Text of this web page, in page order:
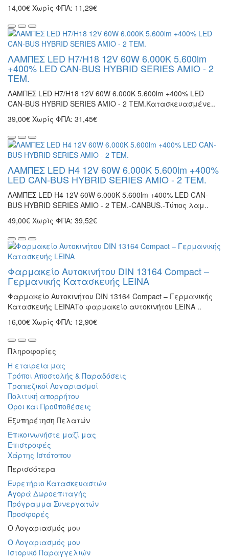
14,00€ Χωρίς ΦΠΑ: 11,29€
ΛΑΜΠΕΣ LED H7/H18 12V 60W 6.000K 5.600lm
+400% LED CAN-BUS HYBRID SERIES AMIO - 2
ΤΕΜ.
ΛΑΜΠΕΣ LED H7/H18 12V 60W 6.000K 5.600lm +400% LED
CAN-BUS HYBRID SERIES AMIO - 2 ΤΕΜ.Κατασκευασμένε..
39,00€ Χωρίς ΦΠΑ: 31,45€
ΛΑΜΠΕΣ LED H4 12V 60W 6.000K 5.600lm +400%
LED CAN-BUS HYBRID SERIES AMIO - 2 ΤΕΜ.
ΛΑΜΠΕΣ LED H4 12V 60W 6.000K 5.600lm +400% LED CAN-
BUS HYBRID SERIES AMIO - 2 ΤΕΜ.-CANBUS.-Τύπος λαμ..
49,00€ Χωρίς ΦΠΑ: 39,52€
Φαρμακείο Αυτοκινήτου DIN 13164 Compact –
Γερμανικής Κατασκευής LEINA
Φαρμακείο Αυτοκινήτου DIN 13164 Compact – Γερμανικής
Κατασκευής LEINAΤο φαρμακείο αυτοκινήτου LEINA ..
16,00€ Χωρίς ΦΠΑ: 12,90€
Πληροφορίες
Η εταιρεία μας
Τρόποι Αποστολής & Παραδόσεις
Τραπεζικοί Λογαριασμοί
Πολιτική απορρήτου
Οροι και Προϋποθέσεις
Εξυπηρέτηση Πελατών
Επικοινωνήστε μαζί μας
Επιστροφές
Χάρτης Ιστότοπου
Περισσότερα
Ευρετήριο Κατασκευαστών
Αγορά Δωροεπιταγής
Πρόγραμμα Συνεργατών
Προσφορές
Ο Λογαριασμός μου
Ο Λογαριασμός μου
Ιστορικό Παραγγελιών